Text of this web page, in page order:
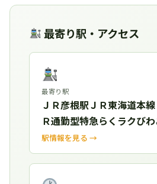
最寄り駅・アクセス
最寄り駅
ＪＲ彦根駅ＪＲ東海道本
Ｒ通勤型特急らくラクび
駅情報を見る →